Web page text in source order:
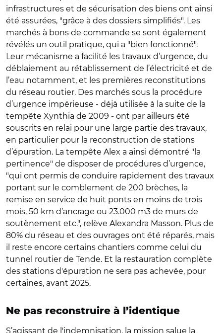
infrastructures et de sécurisation des biens ont ainsi
été assurées, "grâce à des dossiers simplifiés". Les
marchés à bons de commande se sont également
révélés un outil pratique, qui a "bien fonctionné".
Leur mécanisme a facilité les travaux d’urgence, du
déblaiement au rétablissement de l’électricité et de
l’eau notamment, et les premières reconstitutions
du réseau routier. Des marchés sous la procédure
d’urgence impérieuse - déjà utilisée à la suite de la
tempête Xynthia de 2009 - ont par ailleurs été
souscrits en relai pour une large partie des travaux,
en particulier pour la reconstruction de stations
d’épuration. La tempête Alex a ainsi démontré "la
pertinence" de disposer de procédures d’urgence,
"qui ont permis de conduire rapidement des travaux
portant sur le comblement de 200 brèches, la
remise en service de huit ponts en moins de trois
mois, 50 km d’ancrage ou 23.000 m3 de murs de
soutènement etc.", relève Alexandra Masson. Plus de
80% du réseau et des ouvrages ont été réparés, mais
il reste encore certains chantiers comme celui du
tunnel routier de Tende. Et la restauration complète
des stations d'épuration ne sera pas achevée, pour
certaines, avant 2025.
Ne pas reconstruire à l’identique
S’agissant de l'indemnisation, la mission salue la